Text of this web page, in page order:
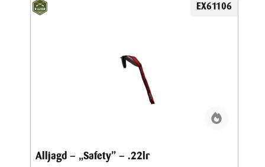
EX61106
Alljagd – „Safety” – .22lr